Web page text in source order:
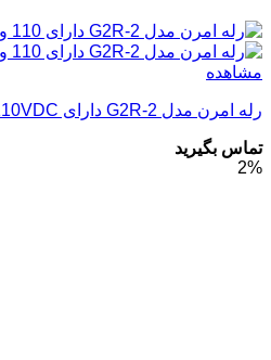
مشاهده
رله امرن مدل G2R-2 دارای 110VDC ولت 5 آمپر 8 پین
تماس بگیرید
2%